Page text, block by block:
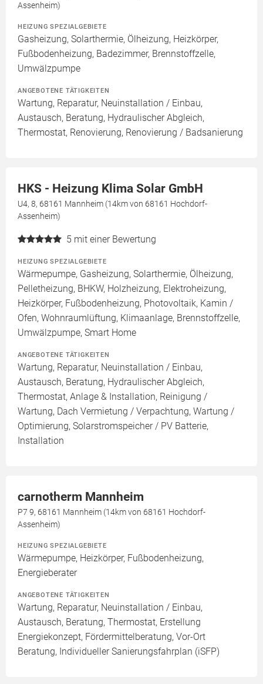
Assenheim)
HEIZUNG SPEZIALGEBIETE
Gasheizung, Solarthermie, Ölheizung, Heizkörper,
Fußbodenheizung, Badezimmer, Brennstoffzelle,
Umwälzpumpe
ANGEBOTENE TÄTIGKEITEN
Wartung, Reparatur, Neuinstallation / Einbau,
Austausch, Beratung, Hydraulischer Abgleich,
Thermostat, Renovierung, Renovierung / Badsanierung
HKS - Heizung Klima Solar GmbH
U4, 8, 68161 Mannheim (14km von 68161 Hochdorf-
Assenheim)
5 mit einer Bewertung
HEIZUNG SPEZIALGEBIETE
Wärmepumpe, Gasheizung, Solarthermie, Ölheizung,
Pelletheizung, BHKW, Holzheizung, Elektroheizung,
Heizkörper, Fußbodenheizung, Photovoltaik, Kamin /
Ofen, Wohnraumlüftung, Klimaanlage, Brennstoffzelle,
Umwälzpumpe, Smart Home
ANGEBOTENE TÄTIGKEITEN
Wartung, Reparatur, Neuinstallation / Einbau,
Austausch, Beratung, Hydraulischer Abgleich,
Thermostat, Anlage & Installation, Reinigung /
Wartung, Dach Vermietung / Verpachtung, Wartung /
Optimierung, Solarstromspeicher / PV Batterie,
Installation
carnotherm Mannheim
P7 9, 68161 Mannheim (14km von 68161 Hochdorf-
Assenheim)
HEIZUNG SPEZIALGEBIETE
Wärmepumpe, Heizkörper, Fußbodenheizung,
Energieberater
ANGEBOTENE TÄTIGKEITEN
Wartung, Reparatur, Neuinstallation / Einbau,
Austausch, Beratung, Thermostat, Erstellung
Energiekonzept, Fördermittelberatung, Vor-Ort
Beratung, Individueller Sanierungsfahrplan (iSFP)